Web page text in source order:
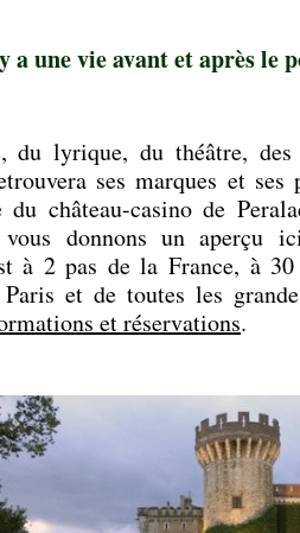
a une vie avant et après le
du lyrique, du théâtre,
ses marques et ses
du château-casino de
donnons un aperçu
à 2 pas de la France, à
Paris et de toutes les
et réservations.